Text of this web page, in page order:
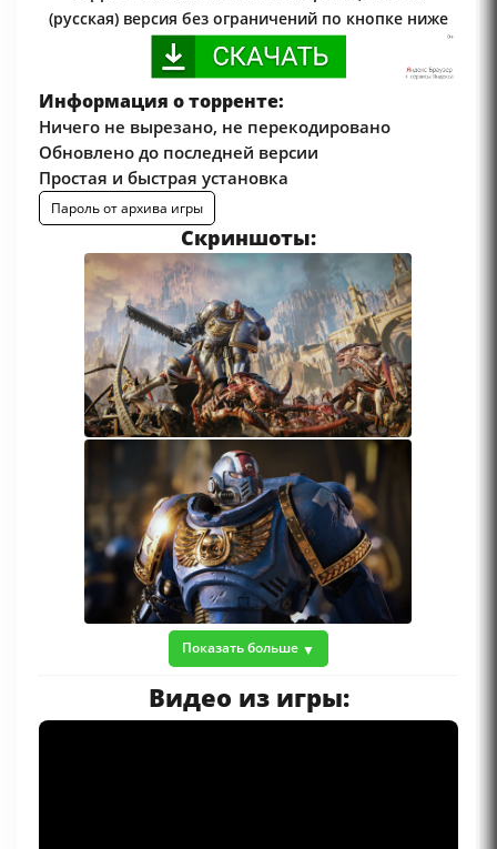
(русская) версия без ограничений по кнопке ниже
Информация о торренте:
Ничего не вырезано, не перекодировано
Обновлено до последней версии
Простая и быстрая установка
Пароль от архива игры
Скриншоты:
Показать больше
Видео из игры: